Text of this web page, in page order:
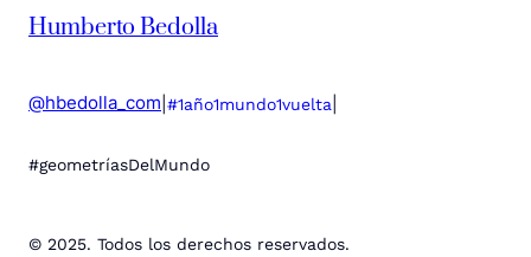
Humberto Bedolla
@hbedolla_com #1año1mundo1vuelta
#geometríasDelMundo
© 2025. Todos los derechos reservados.